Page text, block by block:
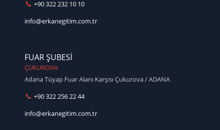
+90 322 232 10 10
info@erkanegitim.com.tr
FUAR ŞUBESİ
ÇUKUROVA
Adana Tüyap Fuar Alanı Karşısı Çukurova / ADANA
+90 322 256 22 44
info@erkanegitim.com.tr